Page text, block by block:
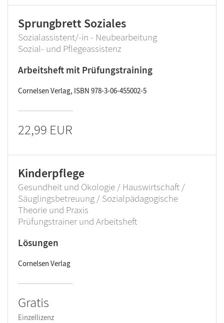
Sprungbrett Soziales
Sozialassistent/-in - Neubearbeitung
Sozial- und Pflegeassistenz
Arbeitsheft mit Prüfungstraining
Cornelsen Verlag, ISBN 978-3-06-455002-5
22,99 EUR
Kinderpflege
Gesundheit und Ökologie / Hauswirtschaft /
Säuglingsbetreuung / Sozialpädagogische
Theorie und Praxis
Prüfungstrainer und Arbeitsheft
Lösungen
Cornelsen Verlag
Gratis
Einzellizenz